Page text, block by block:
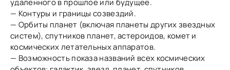
удаленного в прошлое или будущее.
— Контуры и границы созвездий.
— Орбиты планет (включая планеты других звездных
систем), спутников планет, астероидов, комет и
космических летательных аппаратов.
— Возможность показа названий всех космических